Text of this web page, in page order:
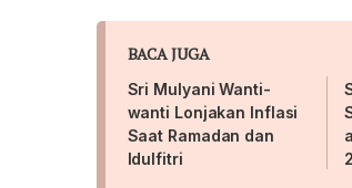
BACA JUGA
Sri Mulyani Wanti-
wanti Lonjakan Inflasi
Saat Ramadan dan
Idulfitri